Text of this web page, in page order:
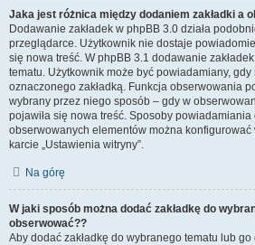
Jaka jest różnica między dodaniem zakładki a
Dodawanie zakładek w phpBB 3.0 działa
przeglądarce. Użytkownik nie dostaje
się nowa treść. W phpBB 3.1 dodawanie
tematu. Użytkownik może być powiadamiany,
oznaczonego zakładką. Funkcja obserwowania
wybrany przez niego sposób – gdy w
pojawiła się nowa treść. Sposoby powiadamiania
obserwowanych elementów można
karcie „Ustawienia witryny”.
Na górę
W jaki sposób można dodać zakładkę do
obserwować??
Aby dodać zakładkę do wybranego tematu lub